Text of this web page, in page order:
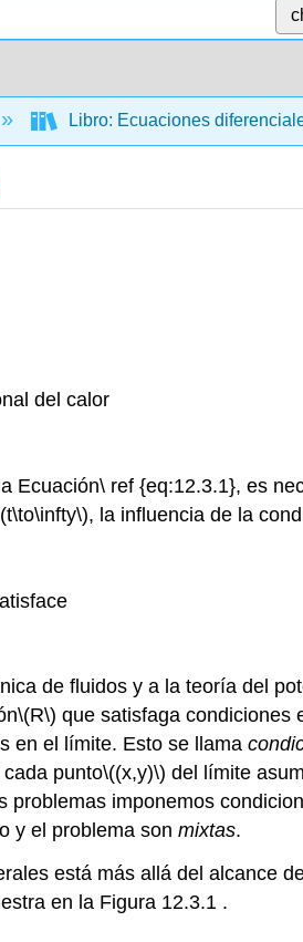
Libro: Ecuaciones
del calor
Ecuación\ ref {eq:12.3.1}, es
, la influencia de la
de fluidos y a la teoría del
\(R\) que satisfaga
en el límite. Esto se llama
cada punto\((x,y)\) del límite
problemas imponemos
y el problema son mixtas.
está más allá del alcance
en la Figura 12.3.1 .